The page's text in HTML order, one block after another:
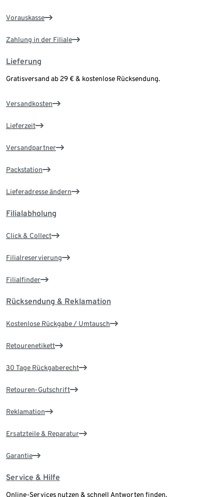
Vorauskasse
Zahlung in der Filiale
Lieferung
Gratisversand ab 29 € & kostenlose Rücksendung.
Versandkosten
Lieferzeit
Versandpartner
Packstation
Lieferadresse ändern
Filialabholung
Click & Collect
Filialreservierung
Filialfinder
Rücksendung & Reklamation
Kostenlose Rückgabe / Umtausch
Retourenetikett
30 Tage Rückgaberecht
Retouren-Gutschrift
Reklamation
Ersatzteile & Reparatur
Garantie
Service & Hilfe
Online-Services nutzen & schnell Antworten finden.